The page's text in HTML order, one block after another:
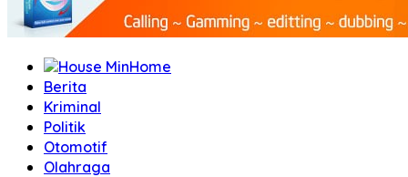
Home
Berita
Kriminal
Politik
Otomotif
Olahraga